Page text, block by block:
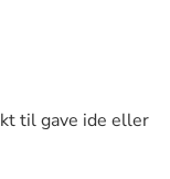
til gave ide eller